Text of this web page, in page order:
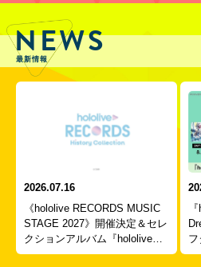
NEWS
最新情報
2026.07.16
《hololive RECORDS MUSIC
STAGE 2027》開催決定＆セレ
クションアルバム『hololive
RECORDS HISTORY COLL...
フ